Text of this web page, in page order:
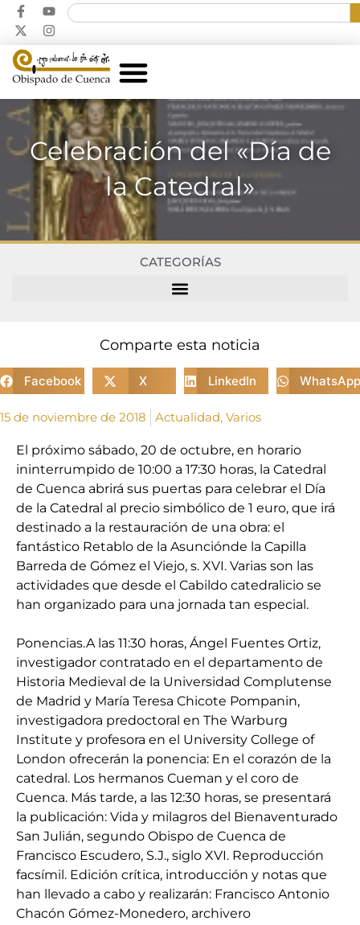
Celebración del «Día de
la Catedral»
CATEGORÍAS
Comparte esta noticia
Facebook X LinkedIn WhatsApp
15 de noviembre de 2018 Actualidad, Varios
El próximo sábado, 20 de octubre, en horario
ininterrumpido de 10:00 a 17:30 horas, la Catedral
de Cuenca abrirá sus puertas para celebrar el Día
de la Catedral al precio simbólico de 1 euro, que irá
destinado a la restauración de una obra: el
fantástico Retablo de la Asunciónde la Capilla
Barreda de Gómez el Viejo, s. XVI. Varias son las
actividades que desde el Cabildo catedralicio se
han organizado para una jornada tan especial.
Ponencias.A las 11:30 horas, Ángel Fuentes Ortiz,
investigador contratado en el departamento de
Historia Medieval de la Universidad Complutense
de Madrid y María Teresa Chicote Pompanin,
investigadora predoctoral en The Warburg
Institute y profesora en el University College of
London ofrecerán la ponencia: En el corazón de la
catedral. Los hermanos Cueman y el coro de
Cuenca. Más tarde, a las 12:30 horas, se presentará
la publicación: Vida y milagros del Bienaventurado
San Julián, segundo Obispo de Cuenca de
Francisco Escudero, S.J., siglo XVI. Reproducción
facsímil. Edición crítica, introducción y notas que
han llevado a cabo y realizarán: Francisco Antonio
Chacón Gómez-Monedero, archivero